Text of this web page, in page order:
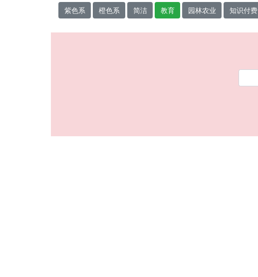
紫色系 橙色系 简洁 教育 园林农业 知识付费